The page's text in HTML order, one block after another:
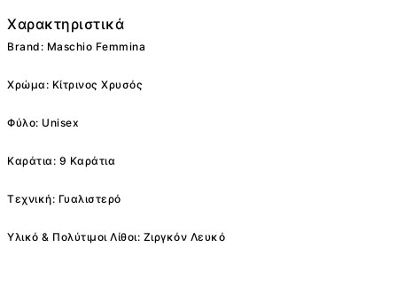
Χαρακτηριστικά
Brand: Maschio Femmina
Χρώμα: Κίτρινος Χρυσός
Φύλο: Unisex
Καράτια: 9 Καράτια
Τεχνική: Γυαλιστερό
Υλικό & Πολύτιμοι Λίθοι: Ζιργκόν Λευκό